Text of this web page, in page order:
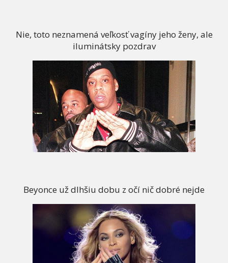
Nie, toto neznamená veľkosť vagíny jeho ženy, ale
iluminátsky pozdrav
Beyonce už dlhšiu dobu z očí nič dobré nejde